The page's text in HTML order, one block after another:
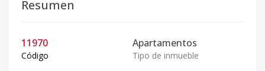
Resumen
11970
Código
Apartamentos
Tipo de inmueble